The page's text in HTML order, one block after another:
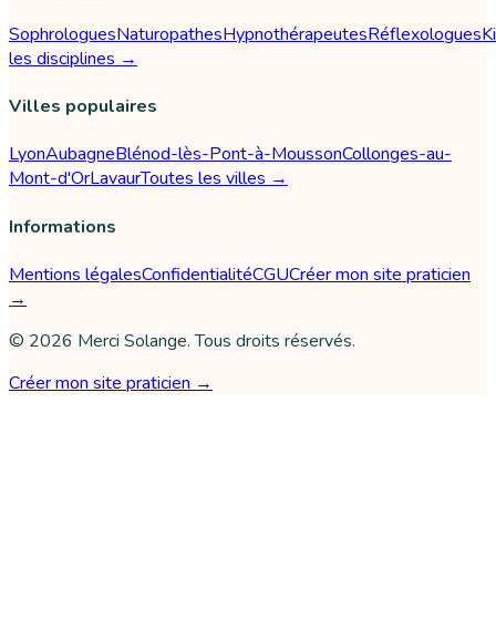
SophrologuesNaturopathesHypnothérapeutesRéflexologues
les disciplines →
Villes populaires
LyonAubagneBlénod-lès-Pont-à-MoussonCollonges-au-
Mont-d'OrLavaurToutes les villes →
Informations
Mentions légalesConfidentialitéCGUCréer mon site praticien
→
© 2026 Merci Solange. Tous droits réservés.
Créer mon site praticien →